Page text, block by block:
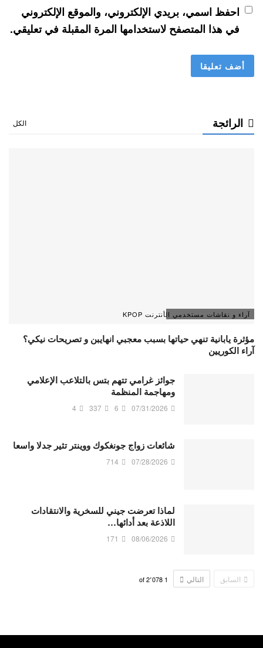
احفظ اسمي، بريدي الإلكتروني، والموقع الإلكتروني
في هذا المتصفح لاستخدامها المرة المقبلة في تعليقي.
الرائجة الكل
آراء و نقاشات مستخدمي الأنترنت KPOP
مؤثرة يابانية تنهي حياتها بسبب معجبي انهايبن و تصريحات نيكي؟
آراء الكوريين
جوائز غرامي تتهم بتس بالتلاعب الإعلامي
ومهاجمة المنظمة
07/31/2026
6
337
4
شائعات زواج جونغكوك ووينتر تثير جدلا واسعا
07/28/2026
714
لماذا تعرضت جيني للسخرية والانتقادات
اللاذعة بعد أدائها…
08/06/2026
171
السابق التالي 1 2٬078